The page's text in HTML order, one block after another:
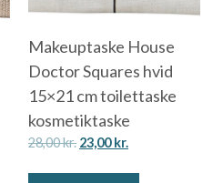
Makeuptaske House
Doctor Squares hvid
15×21 cm toilettaske
kosmetiktaske
28,00kr. 23,00kr.